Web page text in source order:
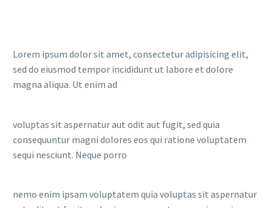
Lorem ipsum dolor sit amet, consectetur adipisicing elit,
sed do eiusmod tempor incididunt ut labore et dolore
magna aliqua. Ut enim ad
voluptas sit aspernatur aut odit aut fugit, sed quia
consequuntur magni dolores eos qui ratione voluptatem
sequi nesciunt. Neque porro
nemo enim ipsam voluptatem quia voluptas sit aspernatur